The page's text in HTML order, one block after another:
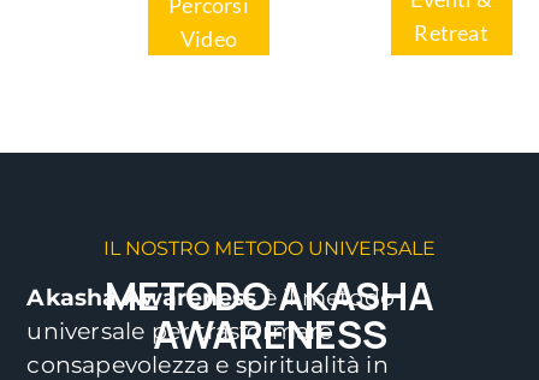
Video
Retreat
IL NOSTRO METODO UNIVERSALE
METODO AKASHA
AWARENESS
Akasha Awarenessè il metodo
universale per trasformare
consapevolezza e spiritualità in